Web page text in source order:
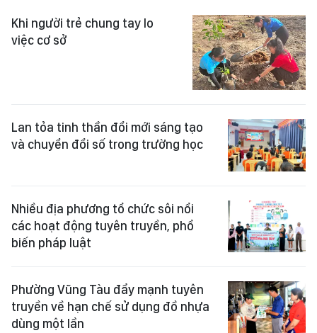
Khi người trẻ chung tay lo
việc cơ sở
Lan tỏa tinh thần đổi mới sáng tạo
và chuyển đổi số trong trường học
Nhiều địa phương tổ chức sôi nổi
các hoạt động tuyên truyền, phổ
biến pháp luật
Phường Vũng Tàu đẩy mạnh tuyên
truyền về hạn chế sử dụng đồ nhựa
dùng một lần